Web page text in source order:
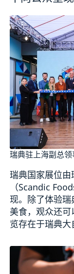
瑞典驻上海副总
瑞典国家展位
（Scandic
现。除了体验
美食，观众还
览存在于瑞典大